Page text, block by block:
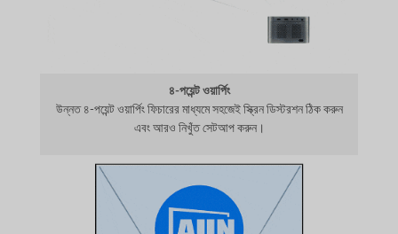
৪-পয়েন্ট ওয়ার্পিং
উন্নত ৪-পয়েন্ট ওয়ার্পিং ফিচারের মাধ্যমে সহজেই স্ক্রিন ডিস্টরশন ঠিক করুন
এবং আরও নিখুঁত সেটআপ করুন।